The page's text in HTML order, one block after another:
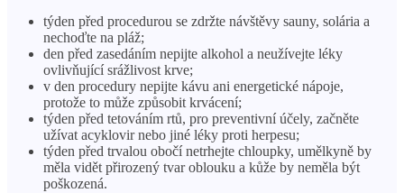
týden před procedurou se zdržte návštěvy sauny, solária a
nechoďte na pláž;
den před zasedáním nepijte alkohol a neužívejte léky
ovlivňující srážlivost krve;
v den procedury nepijte kávu ani energetické nápoje,
protože to může způsobit krvácení;
týden před tetováním rtů, pro preventivní účely, začněte
užívat acyklovir nebo jiné léky proti herpesu;
týden před trvalou obočí netrhejte chloupky, umělkyně by
měla vidět přirozený tvar oblouku a kůže by neměla být
poškozená.